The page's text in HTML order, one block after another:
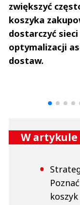
zwiększyć
koszyka
dostarczyć
optymalizacji
dostaw.
W artykule
koszyk